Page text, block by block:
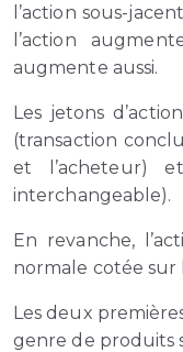
l’action sous-
l’action
augmente aussi.
Les jetons
(transaction
et l’acheteur)
interchangeable).
En revanche,
normale cotée sur
Les deux
genre de produits